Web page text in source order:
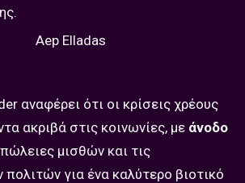
αναφέρει ότι οι κρίσεις χρέους
ακριβά στις κοινωνίες, με άνοδο
μισθών και τις
για ένα καλύτερο βιοτικό